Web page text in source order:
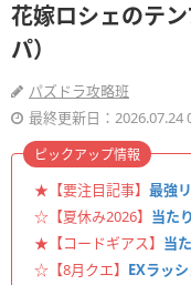
花嫁ロシェのテ
パ）
パズドラ攻略班
最終更新日：2026.07.24
★【要注目記事】 最強
☆【夏休み2026】 当た
★【コードギアス】 当
☆【8月クエ】 EXラッ
ピックアップ情報